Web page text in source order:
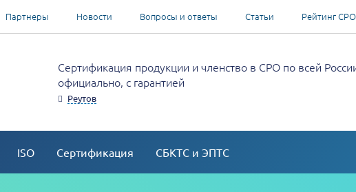
Партнеры Новости Вопросы и ответы Статьи Рейтинг СРО
Сертификация продукции и членство в СРО по всей
официально, с гарантией
Реутов
ISO Сертификация СБКТС и ЭПТС